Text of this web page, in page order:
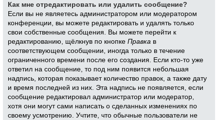
Как мне отредактировать или удалить сообщение?
Если вы не являетесь администратором или модератором
конференции, вы можете редактировать и удалять только
свои собственные сообщения. Вы можете перейти к
редактированию, щёлкнув по кнопкеПравка в
соответствующем сообщении, иногда только в течение
ограниченного времени после его создания. Если кто-то уже
ответил на сообщение, то под ним появится небольшая
надпись, которая показывает количество правок, а также дату
и время последней из них. Эта надпись не появляется, если
сообщение редактировал администратор или модератор,
хотя они могут сами написать о сделанных изменениях по
своему усмотрению. Учтите, что обычные пользователи не